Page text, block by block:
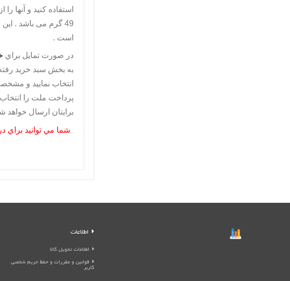
استفاده کنید و آنها
49 گرم می باشد . این ماکت دارای بسته بندی می باشد ، این ماکت ساخت کشور مالزی و محصولی از برند
است .
در صورت تمايل براي
به بخش سبد خريد رفته
انتخاب نماييد و
پرداخت ملت را
برايتان ارسال خواهد
شما مي توانيد براي
اطلاعات
اطلاعات تحویل کالا
قوانین و مقررات و حفظ حریم شخصی
کاربر